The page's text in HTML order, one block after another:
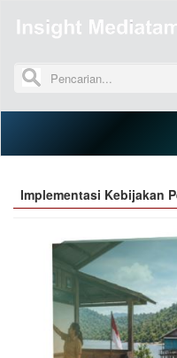
Implementasi Kebijakan